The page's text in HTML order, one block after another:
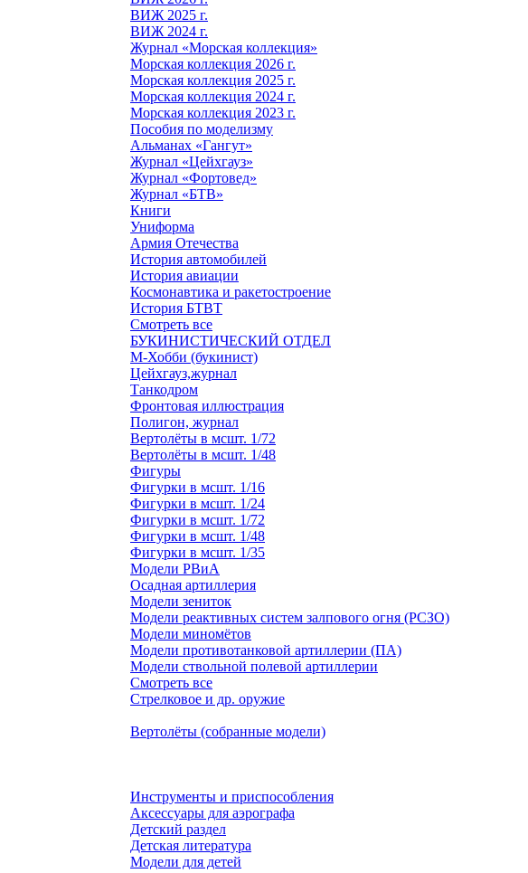
ВИЖ 2025 г.
ВИЖ 2024 г.
Журнал «Морская коллекция»
Морская коллекция 2026 г.
Морская коллекция 2025 г.
Морская коллекция 2024 г.
Морская коллекция 2023 г.
Пособия по моделизму
Альманах «Гангут»
Журнал «Цейхгауз»
Журнал «Фортовед»
Журнал «БТВ»
Книги
Униформа
Армия Отечества
История автомобилей
История авиации
Космонавтика и ракетостроение
История БТВТ
Смотреть все
БУКИНИСТИЧЕСКИЙ ОТДЕЛ
М-Хобби (букинист)
Цейхгауз,журнал
Танкодром
Фронтовая иллюстрация
Полигон, журнал
Вертолёты в мсшт. 1/72
Вертолёты в мсшт. 1/48
Фигуры
Фигурки в мсшт. 1/16
Фигурки в мсшт. 1/24
Фигурки в мсшт. 1/72
Фигурки в мсшт. 1/48
Фигурки в мсшт. 1/35
Модели РВиА
Осадная артиллерия
Модели зениток
Модели реактивных систем залпового огня (РСЗО)
Модели миномётов
Модели противотанковой артиллерии (ПА)
Модели ствольной полевой артиллерии
Смотреть все
Стрелковое и др. оружие
Вертолёты (собранные модели)
Инструменты и приспособления
Аксессуары для аэрографа
Детский раздел
Детская литература
Модели для детей